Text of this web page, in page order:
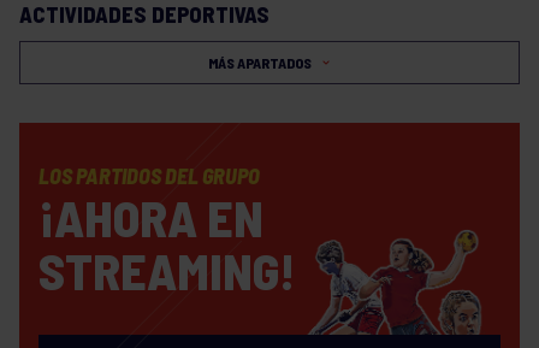
ACTIVIDADES DEPORTIVAS
MÁS APARTADOS
LOS PARTIDOS DEL GRUPO
¡AHORA EN
STREAMING!